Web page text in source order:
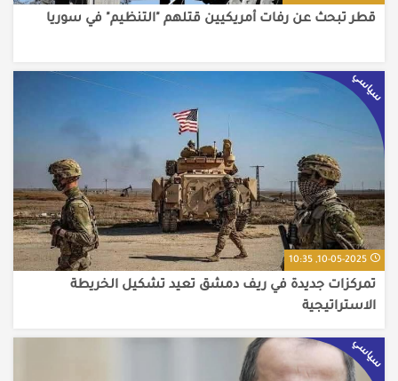
قطر تبحث عن رفات أمريكيين قتلهم "التنظيم" في سوريا
سياسي
10-05-2025, 10:35
تمركزات جديدة في ريف دمشق تعيد تشكيل الخريطة
الاستراتيجية
سياسي